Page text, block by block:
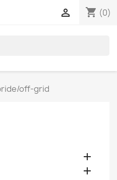
shopping_cart (0)

off-grid

